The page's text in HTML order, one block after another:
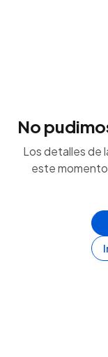
No
Los detalles de
este